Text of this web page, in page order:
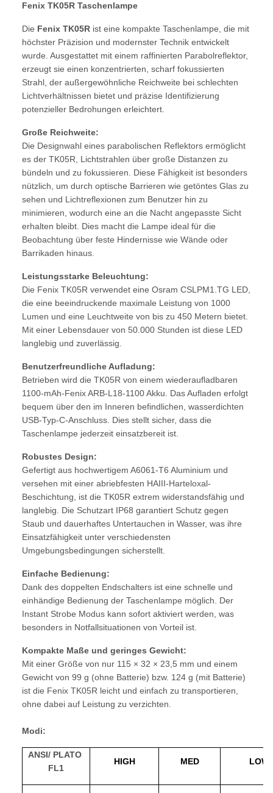
Fenix TK05R Taschenlampe
Die Fenix TK05R ist eine kompakte Taschenlampe, die mit
höchster Präzision und modernster Technik entwickelt
wurde. Ausgestattet mit einem raffinierten Parabolreflektor,
erzeugt sie einen konzentrierten, scharf fokussierten
Strahl, der außergewöhnliche Reichweite bei schlechten
Lichtverhältnissen bietet und präzise Identifizierung
potenzieller Bedrohungen erleichtert.
Große Reichweite:
Die Designwahl eines parabolischen Reflektors ermöglicht
es der TK05R, Lichtstrahlen über große Distanzen zu
bündeln und zu fokussieren. Diese Fähigkeit ist besonders
nützlich, um durch optische Barrieren wie getöntes Glas zu
sehen und Lichtreflexionen zum Benutzer hin zu
minimieren, wodurch eine an die Nacht angepasste Sicht
erhalten bleibt. Dies macht die Lampe ideal für die
Beobachtung über feste Hindernisse wie Wände oder
Barrikaden hinaus.
Leistungsstarke Beleuchtung:
Die Fenix TK05R verwendet eine Osram CSLPM1.TG LED,
die eine beeindruckende maximale Leistung von 1000
Lumen und eine Leuchtweite von bis zu 450 Metern bietet.
Mit einer Lebensdauer von 50.000 Stunden ist diese LED
langlebig und zuverlässig.
Benutzerfreundliche Aufladung:
Betrieben wird die TK05R von einem wiederaufladbaren
1100-mAh-Fenix ARB-L18-1100 Akku. Das Aufladen erfolgt
bequem über den im Inneren befindlichen, wasserdichten
USB-Typ-C-Anschluss. Dies stellt sicher, dass die
Taschenlampe jederzeit einsatzbereit ist.
Robustes Design:
Gefertigt aus hochwertigem A6061-T6 Aluminium und
versehen mit einer abriebfesten HAIII-Harteloxal-
Beschichtung, ist die TK05R extrem widerstandsfähig und
langlebig. Die Schutzart IP68 garantiert Schutz gegen
Staub und dauerhaftes Untertauchen in Wasser, was ihre
Einsatzfähigkeit unter verschiedensten
Umgebungsbedingungen sicherstellt.
Einfache Bedienung:
Dank des doppelten Endschalters ist eine schnelle und
einhändige Bedienung der Taschenlampe möglich. Der
Instant Strobe Modus kann sofort aktiviert werden, was
besonders in Notfallsituationen von Vorteil ist.
Kompakte Maße und geringes Gewicht:
Mit einer Größe von nur 115 × 32 × 23,5 mm und einem
Gewicht von 99 g (ohne Batterie) bzw. 124 g (mit Batterie)
ist die Fenix TK05R leicht und einfach zu transportieren,
ohne dabei auf Leistung zu verzichten.
Modi:
ANSI/ PLATO
FL1
HIGH MED LOW